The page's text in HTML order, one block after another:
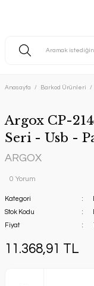
Anasayfa Barkod Ürünleri
Argox CP-
Seri - Usb -
ARGOX
0 Yorum
Kategori
Stok Kodu
Fiyat
11.368,91 TL